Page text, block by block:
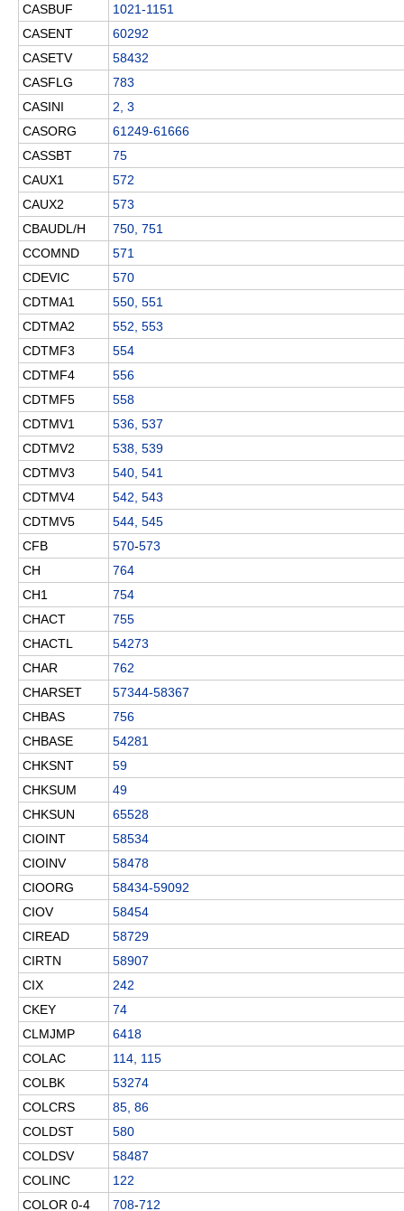
CASBUF
1021-1151
CASENT
60292
CASETV
58432
CASFLG
783
CASINI
2, 3
CASORG
61249-61666
CASSBT
75
CAUX1
572
CAUX2
573
CBAUDL/H
750, 751
CCOMND
571
CDEVIC
570
CDTMA1
550, 551
CDTMA2
552, 553
CDTMF3
554
CDTMF4
556
CDTMF5
558
CDTMV1
536, 537
CDTMV2
538, 539
CDTMV3
540, 541
CDTMV4
542, 543
CDTMV5
544, 545
CFB
570-573
CH
764
CH1
754
CHACT
755
CHACTL
54273
CHAR
762
CHARSET
57344-58367
CHBAS
756
CHBASE
54281
CHKSNT
59
CHKSUM
49
CHKSUN
65528
CIOINT
58534
CIOINV
58478
CIOORG
58434-59092
CIOV
58454
CIREAD
58729
CIRTN
58907
CIX
242
CKEY
74
CLMJMP
6418
COLAC
114, 115
COLBK
53274
COLCRS
85, 86
COLDST
580
COLDSV
58487
COLINC
122
COLOR 0-4
708-712